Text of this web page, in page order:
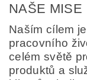
NAŠE MISE
Naším cílem
pracovního
celém světě
produktů a